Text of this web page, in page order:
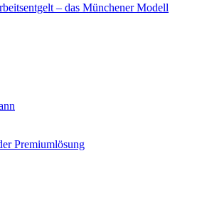
– das Münchener Modell
Premiumlösung